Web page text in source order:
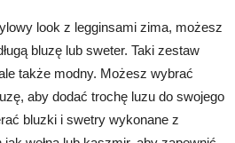
look z legginsami zima, możesz
bluzę lub sweter. Taki zestaw
także modny. Możesz wybrać
aby dodać trochę luzu do swojego
bluzki i swetry wykonane z